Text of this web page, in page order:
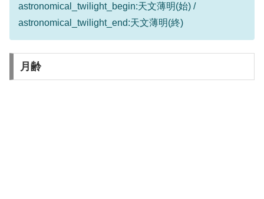
astronomical_twilight_begin:天文薄明(始) /
astronomical_twilight_end:天文薄明(終)
月齢